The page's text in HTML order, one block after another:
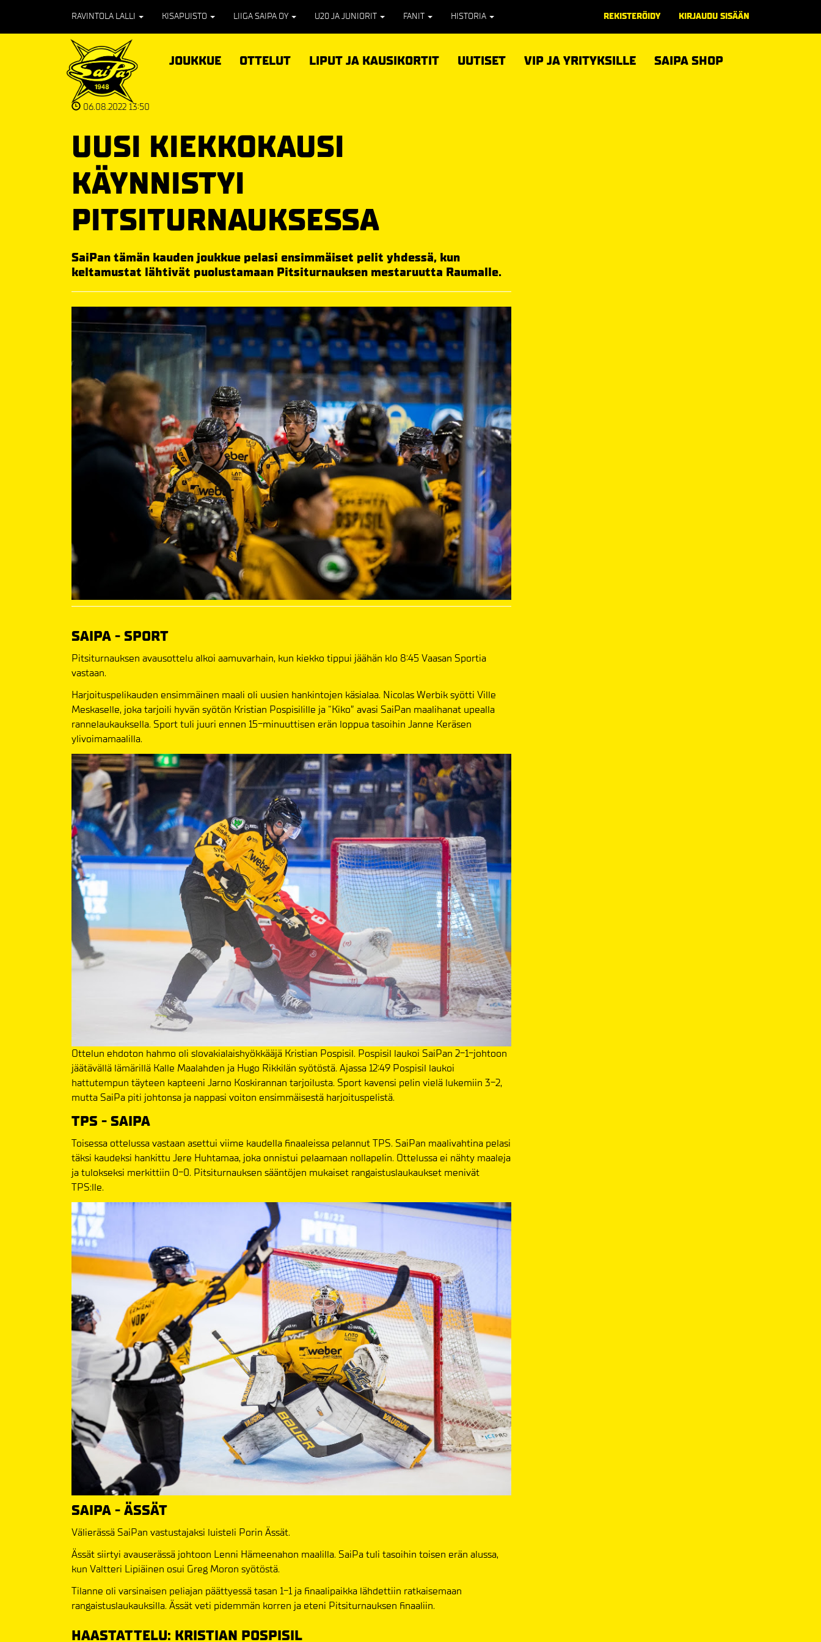
RAVINTOLA LALLI KISAPUISTO LIIGA SAIPA OY U20 JA JUNIORIT FANIT HISTORIA REKISTERÖIDY KIRJAUDU SISÄÄN
JOUKKUE OTTELUT LIPUT JA KAUSIKORTIT UUTISET VIP JA YRITYKSILLE SAIPA SHOP
06.08.2022 13:50
UUSI KIEKKOKAUSI
KÄYNNISTYI
PITSITURNAUKSESSA
SaiPan tämän kauden joukkue pelasi ensimmäiset pelit yhdessä, kun
keltamustat lähtivät puolustamaan Pitsiturnauksen mestaruutta Raumalle.
SAIPA - SPORT
Pitsiturnauksen avausottelu alkoi aamuvarhain, kun kiekko tippui jäähän klo 8:45 Vaasan Sportia
vastaan.
Harjoituspelikauden ensimmäinen maali oli uusien hankintojen käsialaa. Nicolas Werbik syötti Ville
Meskaselle, joka tarjoili hyvän syötön Kristian Pospisilille ja “Kiko” avasi SaiPan maalihanat upealla
rannelaukauksella. Sport tuli juuri ennen 15-minuuttisen erän loppua tasoihin Janne Keräsen
ylivoimamaalilla.
Ottelun ehdoton hahmo oli slovakialaishyökkääjä Kristian Pospisil. Pospisil laukoi SaiPan 2-1-johtoon
jäätävällä lämärillä Kalle Maalahden ja Hugo Rikkilän syötöstä. Ajassa 12:49 Pospisil laukoi
hattutempun täyteen kapteeni Jarno Koskirannan tarjoilusta. Sport kavensi pelin vielä lukemiin 3-2,
mutta SaiPa piti johtonsa ja nappasi voiton ensimmäisestä harjoituspelistä.
TPS - SAIPA
Toisessa ottelussa vastaan asettui viime kaudella finaaleissa pelannut TPS. SaiPan maalivahtina pelasi
täksi kaudeksi hankittu Jere Huhtamaa, joka onnistui pelaamaan nollapelin. Ottelussa ei nähty maaleja
ja tulokseksi merkittiin 0-0. Pitsiturnauksen sääntöjen mukaiset rangaistuslaukaukset menivät
TPS:lle.
SAIPA - ÄSSÄT
Välierässä SaiPan vastustajaksi luisteli Porin Ässät.
Ässät siirtyi avauserässä johtoon Lenni Hämeenahon maalilla. SaiPa tuli tasoihin toisen erän alussa,
kun Valtteri Lipiäinen osui Greg Moron syötöstä.
Tilanne oli varsinaisen peliajan päättyessä tasan 1-1 ja finaalipaikka lähdettiin ratkaisemaan
rangaistuslaukauksilla. Ässät veti pidemmän korren ja eteni Pitsiturnauksen finaaliin.
HAASTATTELU: KRISTIAN POSPISIL